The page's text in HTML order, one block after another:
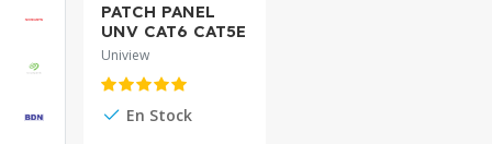
PATCH PANEL
UNV CAT6 CAT5E
24 Puertas GC-
Uniview
En Stock